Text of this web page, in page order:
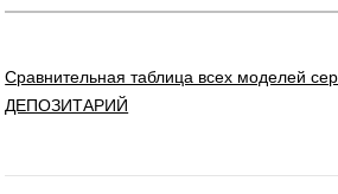
Сравнительная таблица всех моделей
ДЕПОЗИТАРИЙ